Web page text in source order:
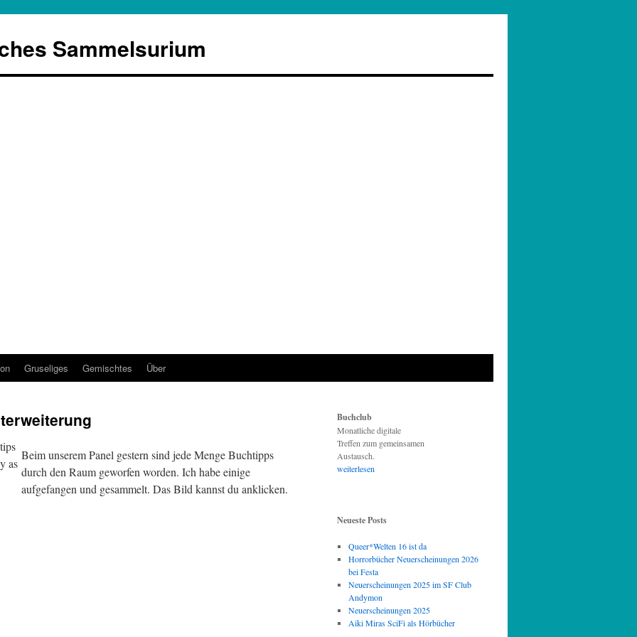
Sammelsurium
Gruseliges Gemischtes Über
as
Beim unserem Panel gestern sind jede Menge Buchtipps
durch den Raum geworfen worden. Ich habe einige
aufgefangen und gesammelt. Das Bild kannst du anklicken.
Buchclub
Monatliche digitale
Treffen zum gemeinsamen
Austausch.
weiterlesen
Neueste Posts
Queer*Welten 16 ist da
Horrorbücher Neuerscheinungen 2026
bei Festa
Neuerscheinungen 2025 im SF Club
Andymon
Neuerscheinungen 2025
Aiki Miras SciFi als Hörbücher